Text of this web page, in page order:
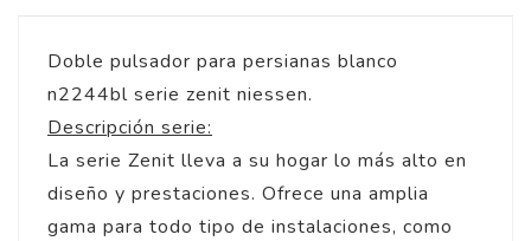
Doble pulsador para persianas blanco
n2244bl serie zenit niessen.
Descripción serie:
La serie Zenit lleva a su hogar lo más alto en
diseño y prestaciones. Ofrece una amplia
gama para todo tipo de instalaciones, como